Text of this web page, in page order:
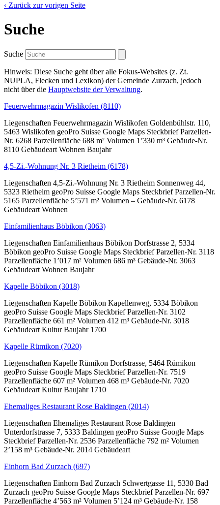
‹ Zurück zur vorigen Seite
Suche
Suche
Hinweis: Diese Suche geht über alle Fokus-Websites (z. Zt.
NUPLA, Flecken und Lexikon) der Gemeinde Zurzach, jedoch
nicht über die Hauptwebsite der Verwaltung.
Feuerwehrmagazin Wislikofen (8110)
Liegenschaften Feuerwehrmagazin Wislikofen Goldenbühlstr. 110,
5463 Wislikofen geoPro Suisse Google Maps Steckbrief Parzellen-
Nr. 6268 Parzellenfläche 688 m² Volumen 1’330 m³ Gebäude-Nr.
8110 Gebäudeart Wohnen Baujahr
4,5-Zi.-Wohnung Nr. 3 Rietheim (6178)
Liegenschaften 4,5-Zi.-Wohnung Nr. 3 Rietheim Sonnenweg 44,
5323 Rietheim geoPro Suisse Google Maps Steckbrief Parzellen-Nr.
5165 Parzellenfläche 5’571 m² Volumen – Gebäude-Nr. 6178
Gebäudeart Wohnen
Einfamilienhaus Böbikon (3063)
Liegenschaften Einfamilienhaus Böbikon Dorfstrasse 2, 5334
Böbikon geoPro Suisse Google Maps Steckbrief Parzellen-Nr. 3118
Parzellenfläche 1’017 m² Volumen 686 m³ Gebäude-Nr. 3063
Gebäudeart Wohnen Baujahr
Kapelle Böbikon (3018)
Liegenschaften Kapelle Böbikon Kapellenweg, 5334 Böbikon
geoPro Suisse Google Maps Steckbrief Parzellen-Nr. 3102
Parzellenfläche 661 m² Volumen 412 m³ Gebäude-Nr. 3018
Gebäudeart Kultur Baujahr 1700
Kapelle Rümikon (7020)
Liegenschaften Kapelle Rümikon Dorfstrasse, 5464 Rümikon
geoPro Suisse Google Maps Steckbrief Parzellen-Nr. 7519
Parzellenfläche 607 m² Volumen 468 m³ Gebäude-Nr. 7020
Gebäudeart Kultur Baujahr 1710
Ehemaliges Restaurant Rose Baldingen (2014)
Liegenschaften Ehemaliges Restaurant Rose Baldingen
Unterdorfstrasse 7, 5333 Baldingen geoPro Suisse Google Maps
Steckbrief Parzellen-Nr. 2536 Parzellenfläche 792 m² Volumen
2’158 m³ Gebäude-Nr. 2014 Gebäudeart
Einhorn Bad Zurzach (697)
Liegenschaften Einhorn Bad Zurzach Schwertgasse 11, 5330 Bad
Zurzach geoPro Suisse Google Maps Steckbrief Parzellen-Nr. 697
Parzellenfläche 4’563 m² Volumen 5’124 m³ Gebäude-Nr. 158